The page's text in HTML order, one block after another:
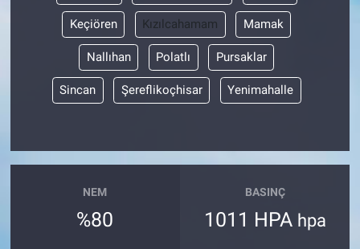
Keçiören Kızılcahamam Mamak
Nallıhan Polatlı Pursaklar
Sincan Şereflikoçhisar Yenimahalle
NEM
%80
BASINÇ
1011 HPA hpa